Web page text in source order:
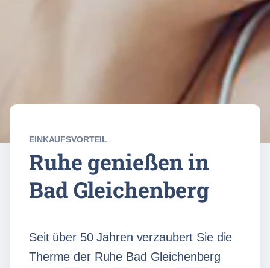
EINKAUFSVORTEIL
Ruhe genießen in
Bad Gleichenberg
Seit über 50 Jahren verzaubert Sie die
Therme der Ruhe Bad Gleichenberg